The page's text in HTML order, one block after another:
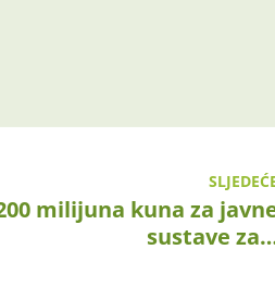
milijuna kuna za
sustave